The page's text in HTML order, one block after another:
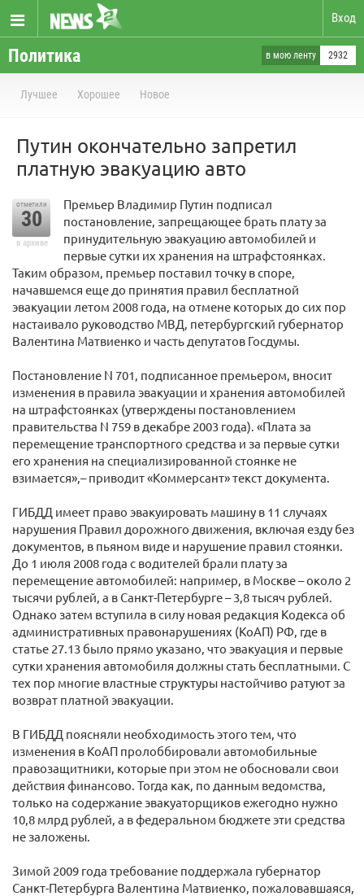
Вход
Политика в мою ленту 2932
Лучшее Хорошее Новое
Путин окончательно запретил
платную эвакуацию авто
отметили
30
в архиве
Премьер Владимир Путин подписал
постановление, запрещающее брать плату за
принудительную эвакуацию автомобилей и
первые сутки их хранения на штрафстоянках.
Таким образом, премьер поставил точку в споре,
начавшемся еще до принятия правил бесплатной
эвакуации летом 2008 года, на отмене которых до сих пор
настаивало руководство МВД, петербургский губернатор
Валентина Матвиенко и часть депутатов Госдумы.
Постановление N 701, подписанное премьером, вносит
изменения в правила эвакуации и хранения автомобилей
на штрафстоянках (утверждены постановлением
правительства N 759 в декабре 2003 года). «Плата за
перемещение транспортного средства и за первые сутки
его хранения на специализированной стоянке не
взимается»,– приводит «Коммерсант» текст документа.
ГИБДД имеет право эвакуировать машину в 11 случаях
нарушения Правил дорожного движения, включая езду без
документов, в пьяном виде и нарушение правил стоянки.
До 1 июля 2008 года с водителей брали плату за
перемещение автомобилей: например, в Москве – около 2
тысячи рублей, а в Санкт-Петербурге – 3,8 тысяч рублей.
Однако затем вступила в силу новая редакция Кодекса об
административных правонарушениях (КоАП) РФ, где в
статье 27.13 было прямо указано, что эвакуация и первые
сутки хранения автомобиля должны стать бесплатными. С
тех пор многие властные структуры настойчиво ратуют за
возврат платной эвакуации.
В ГИБДД поясняли необходимость этого тем, что
изменения в КоАП пролоббировали автомобильные
правозащитники, которые при этом не обосновали свои
действия финансово. Тогда как, по данным ведомства,
только на содержание эвакуаторщиков ежегодно нужно
10,8 млрд рублей, а в федеральном бюджете эти средства
не заложены.
Зимой 2009 года требование поддержала губернатор
Санкт-Петербурга Валентина Матвиенко, пожаловавшаяся,